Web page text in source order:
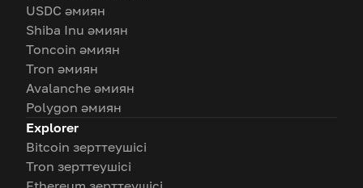
USDC әмиян
Shiba Inu әмиян
Toncoin әмиян
Tron әмиян
Avalanche әмиян
Polygon әмиян
Explorer
Bitcoin зерттеушісі
Tron зерттеушісі